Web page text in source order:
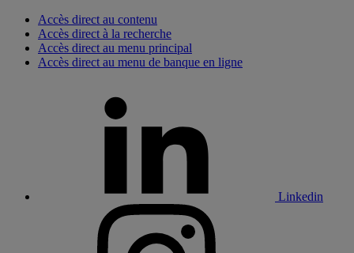
Accès direct au contenu
Accès direct à la recherche
Accès direct au menu principal
Accès direct au menu de banque en ligne
Linkedin